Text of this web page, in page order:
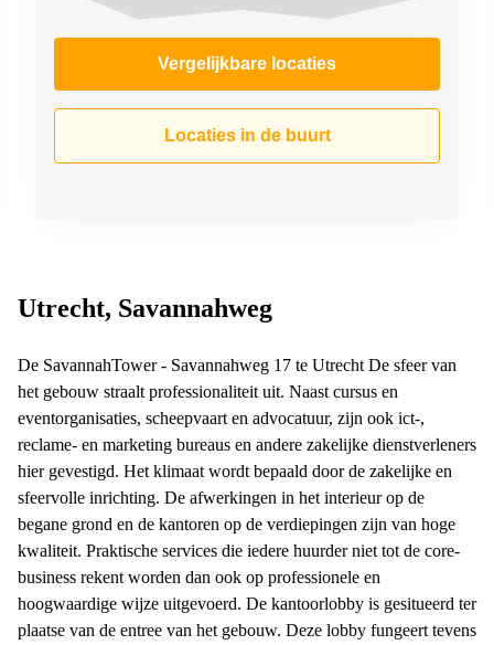
Vergelijkbare locaties
Locaties in de buurt
Utrecht, Savannahweg
De SavannahTower - Savannahweg 17 te Utrecht De sfeer van
het gebouw straalt professionaliteit uit. Naast cursus en
eventorganisaties, scheepvaart en advocatuur, zijn ook ict-,
reclame- en marketing bureaus en andere zakelijke dienstverleners
hier gevestigd. Het klimaat wordt bepaald door de zakelijke en
sfeervolle inrichting. De afwerkingen in het interieur op de
begane grond en de kantoren op de verdiepingen zijn van hoge
kwaliteit. Praktische services die iedere huurder niet tot de core-
business rekent worden dan ook op professionele en
hoogwaardige wijze uitgevoerd. De kantoorlobby is gesitueerd ter
plaatse van de entree van het gebouw. Deze lobby fungeert tevens